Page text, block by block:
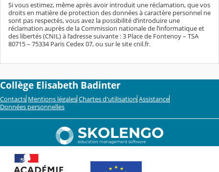
Si vous estimez, même après avoir introduit une réclamation, que vos
droits en matière de protection des données à caractère personnel ne
sont pas respectés, vous avez la possibilité d’introduire une
réclamation auprès de la Commission nationale de l’informatique et
des libertés (CNIL) à l’adresse suivante : 3 Place de Fontenoy – TSA
80715 – 75334 Paris Cedex 07, ou sur le site cnil.fr.
Collège Elisabeth Badinter
Contacts Mentions légales Chartes d'utilisation Assistance
Données personnelles